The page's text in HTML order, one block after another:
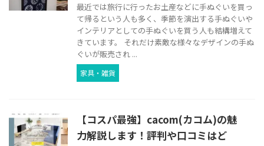
最近では旅行に行ったお土産などに手ぬぐいを買っ
て帰るという人も多く、季節を演出する手ぬぐいや
インテリアとしての手ぬぐいを買う人も結構増えて
きています。 それだけ素敵な様々なデザインの手ぬ
ぐいが販売され ...
家具・雑貨
【コスパ最強】cacom(カコム)の魅
力解説します！評判や口コミはど